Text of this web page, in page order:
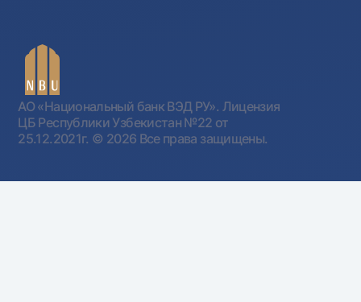
АО «Национальный банк ВЭД РУ». Лицензия
ЦБ Республики Узбекистан №22 от
25.12.2021г. © 2026 Все права защищены.